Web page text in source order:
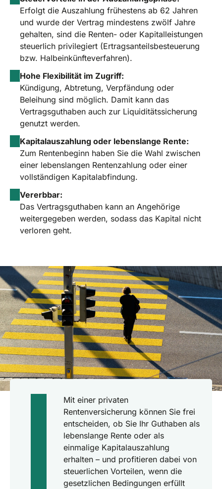
Erfolgt die Auszahlung frühestens ab 62 Jahren
und wurde der Vertrag mindestens zwölf Jahre
gehalten, sind die Renten- oder Kapitalleistungen
steuerlich privilegiert (Ertragsanteilsbesteuerung
bzw. Halbeinkünfteverfahren).
Hohe Flexibilität im Zugriff:
Kündigung, Abtretung, Verpfändung oder
Beleihung sind möglich. Damit kann das
Vertragsguthaben auch zur Liquiditätssicherung
genutzt werden.
Kapitalauszahlung oder lebenslange Rente:
Zum Rentenbeginn haben Sie die Wahl zwischen
einer lebenslangen Rentenzahlung oder einer
vollständigen Kapitalabfindung.
Vererbbar:
Das Vertragsguthaben kann an Angehörige
weitergegeben werden, sodass das Kapital nicht
verloren geht.
Mit einer privaten
Rentenversicherung können Sie frei
entscheiden, ob Sie Ihr Guthaben als
lebenslange Rente oder als
einmalige Kapitalauszahlung
erhalten – und profitieren dabei von
steuerlichen Vorteilen, wenn die
gesetzlichen Bedingungen erfüllt